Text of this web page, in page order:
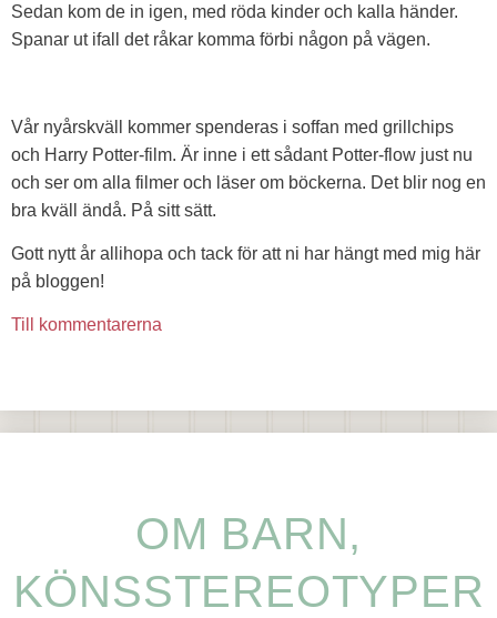
Sedan kom de in igen, med röda kinder och kalla händer.
Spanar ut ifall det råkar komma förbi någon på vägen.
Vår nyårskväll kommer spenderas i soffan med grillchips
och Harry Potter-film. Är inne i ett sådant Potter-flow just nu
och ser om alla filmer och läser om böckerna. Det blir nog en
bra kväll ändå. På sitt sätt.
Gott nytt år allihopa och tack för att ni har hängt med mig här
på bloggen!
Till kommentarerna
OM BARN,
KÖNSSTEREOTYPER